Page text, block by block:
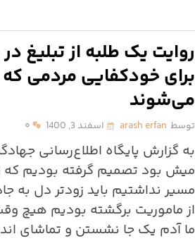
روایت یک طلبه از تبلیغ
می‌شوند
توسط arash erfan اسفند 3, 1400 ۰
به گزارش پایگاه اطلاع‌رسانی
میش بود تصمیم گرفته بودیم که
مسیر نداشتیم باید زودتر دل
از ماموریت برگشته بودیم هیچ
ما آدم یک جا نشستن و تماشای